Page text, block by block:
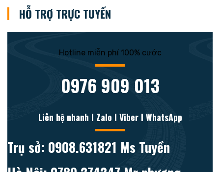
HỖ TRỢ TRỰC TUYẾN
Hotline miễn phí 100% cước
0976 909 013
Liên hệ nhanh l Zalo l Viber l WhatsApp
Trụ sở: 0908.631821 Ms Tuyền